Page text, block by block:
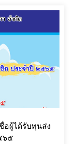
อผู้ได้รับทุนส่ง
๖๕